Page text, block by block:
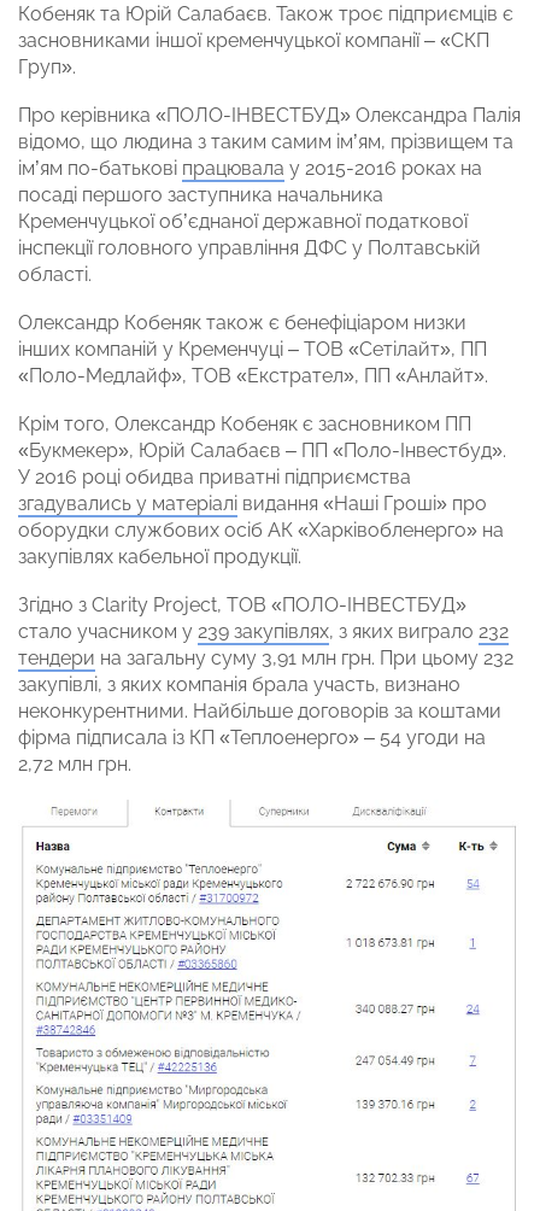
Кобеняк та Юрій Салабаєв. Також троє підприємців є
засновниками іншої кременчуцької компанії – «СКП
Груп».
Про керівника «ПОЛО-ІНВЕСТБУД» Олександра Палія
відомо, що людина з таким самим ім’ям, прізвищем та
ім’ям по-батькові працювала у 2015-2016 роках на
посаді першого заступника начальника
Кременчуцької об’єднаної державної податкової
інспекції головного управління ДФС у Полтавській
області.
Олександр Кобеняк також є бенефіціаром низки
інших компаній у Кременчуці – ТОВ «Сетілайт», ПП
«Поло-Медлайф», ТОВ «Екстрател», ПП «Анлайт».
Крім того, Олександр Кобеняк є засновником ПП
«Букмекер», Юрій Салабаєв – ПП «Поло-Інвестбуд».
У 2016 році обидва приватні підприємства
згадувались у матеріалі видання «Наші Гроші» про
оборудки службових осіб АК «Харківобленерго» на
закупівлях кабельної продукції.
Згідно з Clarity Project, ТОВ «ПОЛО-ІНВЕСТБУД»
стало учасником у 239 закупівлях, з яких виграло 232
тендери на загальну суму 3,91 млн грн. При цьому 232
закупівлі, з яких компанія брала участь, визнано
неконкурентними. Найбільше договорів за коштами
фірма підписала із КП «Теплоенерго» – 54 угоди на
2,72 млн грн.